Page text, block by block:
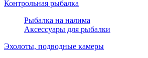
Контрольная рыбалка
Рыбалка на налима
Аксессуары для рыбалки
Эхолоты, подводные камеры